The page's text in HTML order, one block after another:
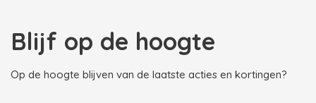
Blijf op de hoogte
Op de hoogte blijven van de laatste acties en kortingen?